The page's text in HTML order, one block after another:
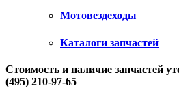
Мотовездеходы
Каталоги запчастей
Стоимость и наличие запчастей
(495) 210-97-65